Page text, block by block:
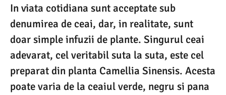
In viata cotidiana sunt acceptate sub
denumirea de ceai, dar, in realitate, sunt
doar simple infuzii de plante. Singurul ceai
adevarat, cel veritabil suta la suta, este cel
preparat din planta Camellia Sinensis. Acesta
poate varia de la ceaiul verde, negru si pana